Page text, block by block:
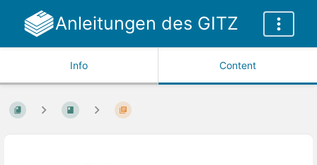
Anleitungen des GITZ
Info Content